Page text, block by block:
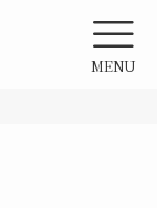
MENU